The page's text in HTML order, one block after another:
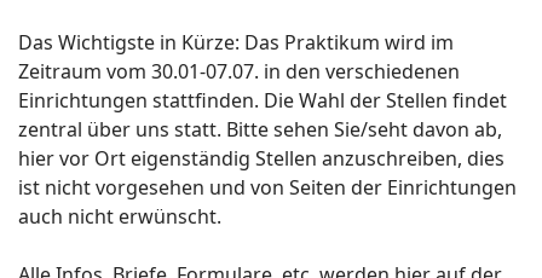
Das Wichtigste in Kürze: Das Praktikum wird im
Zeitraum vom 30.01-07.07. in den verschiedenen
Einrichtungen stattfinden. Die Wahl der Stellen findet
zentral über uns statt. Bitte sehen Sie/seht davon ab,
hier vor Ort eigenständig Stellen anzuschreiben, dies
ist nicht vorgesehen und von Seiten der Einrichtungen
auch nicht erwünscht.